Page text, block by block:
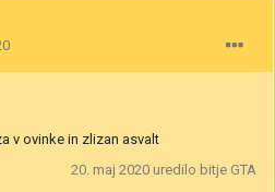
v ovinke in zlizan asvalt
20. maj 2020 uredilo bitje GTA